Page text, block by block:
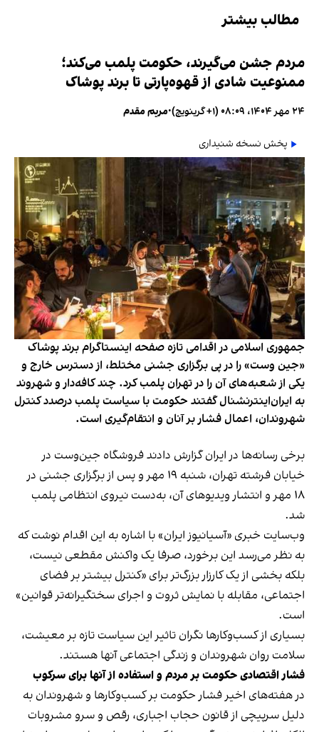
مطالب بیشتر
مردم جشن می‌گیرند، حکومت پلمب می‌کند؛
ممنوعیت شادی از قهوه‌پارتی تا برند پوشاک
۲۴ مهر ۱۴۰۴، ۰۸:۰۹ (‎+۱ گرینویچ) •مریم مقدم
پخش نسخه شنیداری
جمهوری اسلامی در اقدامی تازه صفحه اینستاگرام برند پوشاک
«جین وست» را در پی برگزاری جشنی مختلط، از دسترس خارج و
یکی از شعبه‌های آن را در تهران پلمب کرد. چند کافه‌‌دار و شهروند
به ایران‌اینترنشنال گفتند حکومت با سیاست پلمب درصدد کنترل
شهروندان، اعمال فشار بر آنان و انتقام‌گیری است.
برخی رسانه‌ها در ایران گزارش دادند فروشگاه جین‌وست در
خیابان فرشته تهران، شنبه ۱۹ مهر و پس از برگزاری جشنی در
۱۸ مهر و انتشار ویدیوهای آن، به‌دست نیروی انتظامی پلمب
شد.
وب‌سایت خبری «آسیانیوز ایران» با اشاره به این اقدام نوشت که
به نظر می‌رسد این برخورد، صرفا یک واکنش مقطعی نیست،
بلکه بخشی از یک کارزار بزرگ‌تر برای «کنترل بیشتر بر فضای
اجتماعی، مقابله با نمایش ثروت و اجرای سختگیرانه‌تر قوانین»
است.
بسیاری از کسب‌وکارها نگران تاثیر این سیاست‌ تازه بر معیشت،
سلامت روان شهروندان و زندگی اجتماعی آنها هستند.
فشار اقتصادی حکومت بر مردم و استفاده از آنها برای سرکوب
در هفته‌های اخیر فشار حکومت بر کسب‌وکارها و شهروندان به
دلیل سرپیچی از قانون حجاب اجباری، رقص و سرو مشروبات